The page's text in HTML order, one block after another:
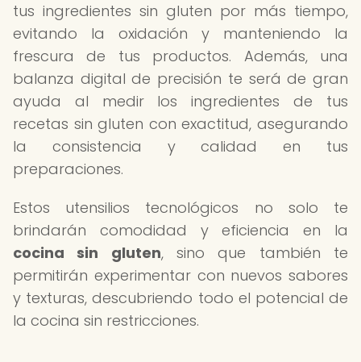
tus ingredientes sin gluten por más tiempo,
evitando la oxidación y manteniendo la
frescura de tus productos. Además, una
balanza digital de precisión te será de gran
ayuda al medir los ingredientes de tus
recetas sin gluten con exactitud, asegurando
la consistencia y calidad en tus
preparaciones.
Estos utensilios tecnológicos no solo te
brindarán comodidad y eficiencia en la
cocina sin gluten, sino que también te
permitirán experimentar con nuevos sabores
y texturas, descubriendo todo el potencial de
la cocina sin restricciones.